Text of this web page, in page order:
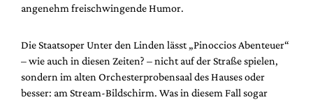
angenehm freischwingende Humor.
Die Staatsoper Unter den Linden lässt „Pinoccios Abenteuer“
– wie auch in diesen Zeiten? – nicht auf der Straße spielen,
sondern im alten Orchesterprobensaal des Hauses oder
besser: am Stream-Bildschirm. Was in diesem Fall sogar